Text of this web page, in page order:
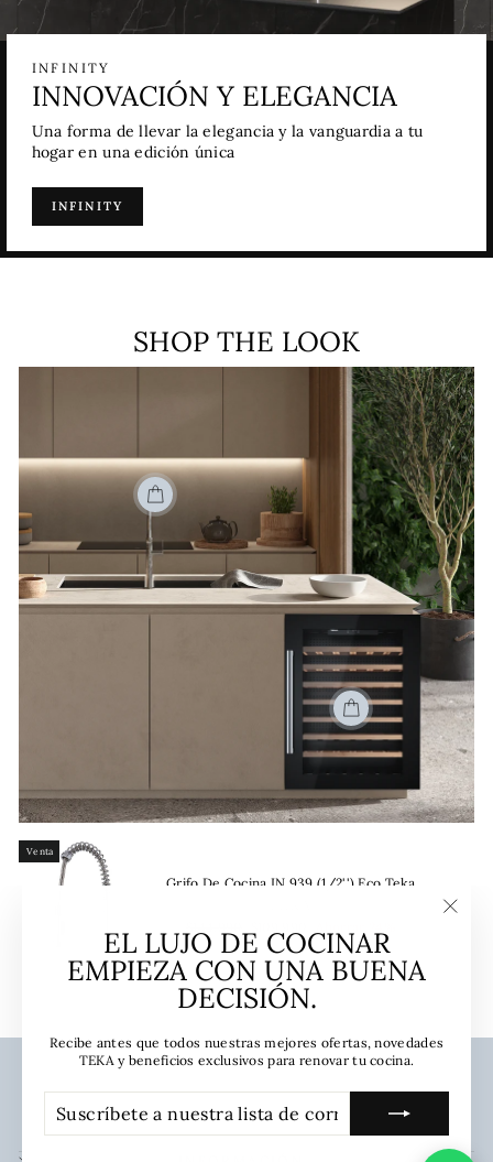
EL LUJO DE COCINAR
EMPIEZA CON UNA BUENA
DECISIÓN.
Recibe antes que todos nuestras mejores ofertas, novedades
TEKA y beneficios exclusivos para renovar tu cocina.
NUESTRA
INFINITY
INNOVACIÓN Y ELEGANCIA
Una forma de llevar la elegancia y la vanguardia a tu
hogar en una edición única
INFINITY
SHOP THE LOOK
Venta
Grifo De Cocina IN 939 (1/2'') Eco Teka
habitual
de
oferta